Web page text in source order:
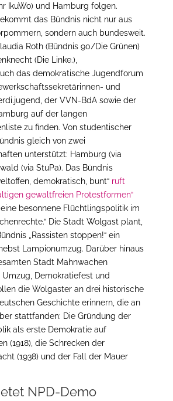
IkuWo) und Hamburg folgen.
das Bündnis nicht nur aus
sondern auch bundesweit.
Roth (Bündnis 90/Die Grünen)
(Die Linke.),
das demokratische Jugendforum
und
der VVN-BdA sowie der
auf der langen
zu finden. Von studentischer
gleich von zwei
unterstützt: Hamburg (via
(via StuPa). Das Bündnis
demokratisch, bunt“ ruft
gewaltfreien Protestformen“
besonnene Flüchtlingspolitik im
Die Stadt Wolgast plant,
„Rassisten stoppen!“ ein
Lampionumzug. Darüber hinaus
Stadt Mahnwachen
Demokratiefest und
die Wolgaster an drei historische
Geschichte erinnern, die an
stattfanden: Die Gründung der
als erste Demokratie auf
(1918), die Schrecken der
(1938) und der Fall der Mauer
NPD-Demo